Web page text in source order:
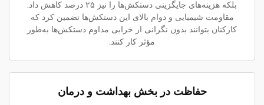
بلکه هزینه‌های جایگزینی دستکش‌ها را نیز ۲۵ درصد کاهش داد.
مقاومت شیمیایی و دوام بالای این دستکش‌ها تضمین کرد که
کارکنان بتوانند بدون نگرانی از خرابی مداوم دستکش‌ها به‌طور
مؤثر کار کنند.
حفاظت در بخش بهداشت و درمان